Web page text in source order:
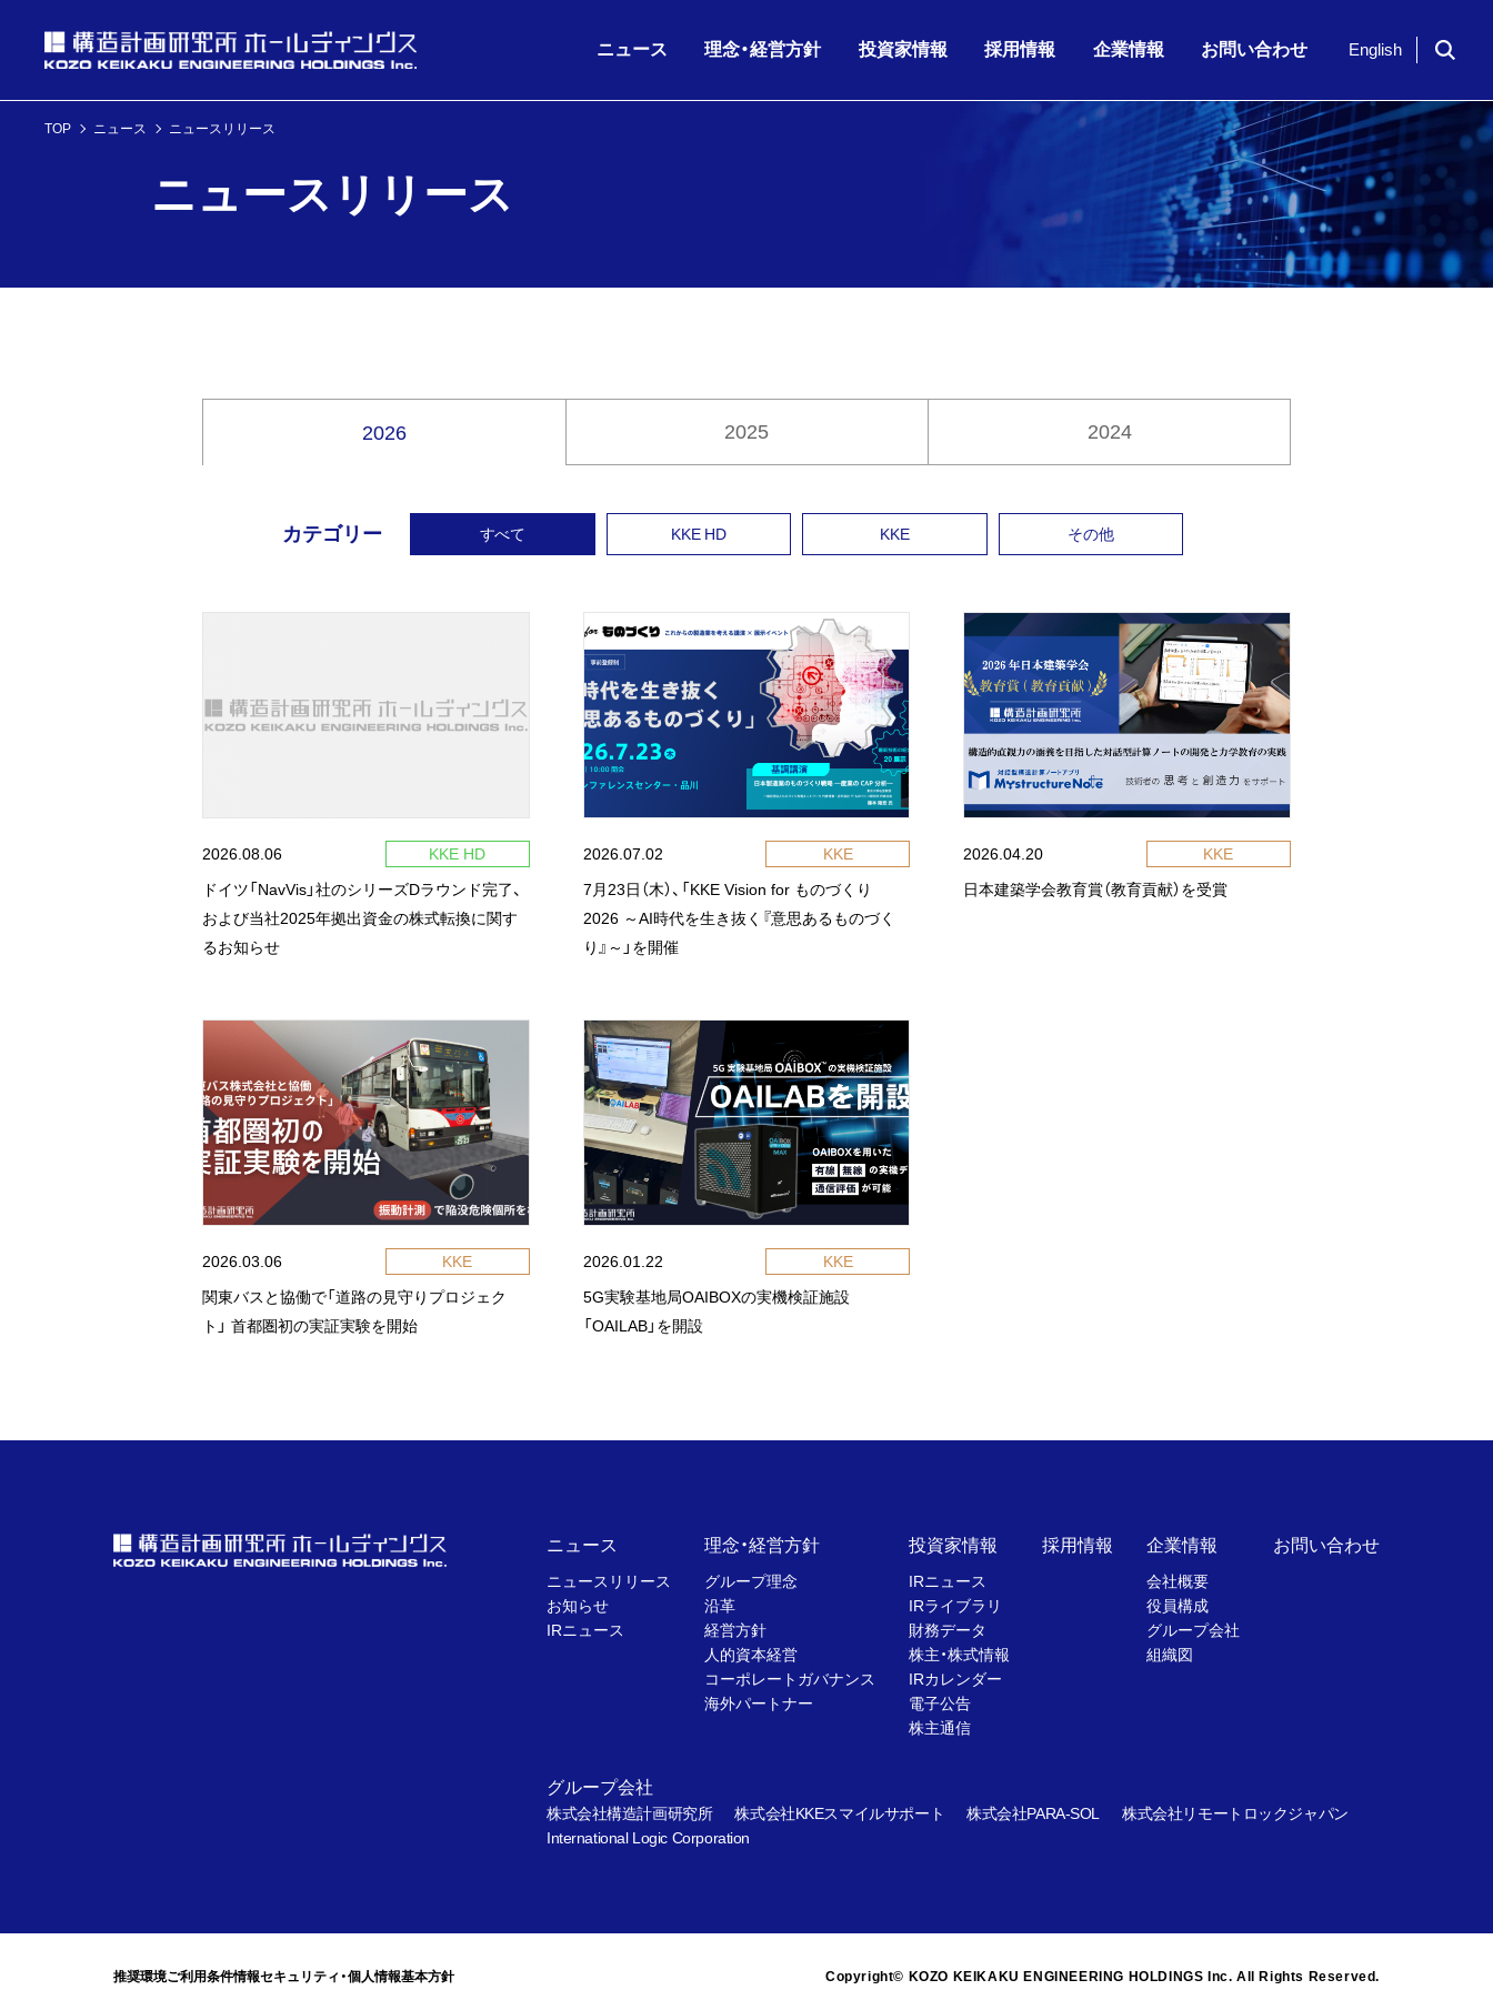
ニュース
ニュース
IRニュース
ドイツ「NavVis」社のシリーズ…
7月23日（木）、「KKE Vis…
理念・経営方針
理念・経営方針
理念・経営方針
投資家情報
投資家情報
IRカレンダー
採用情報 企業情報
企業情報
お問い合わせ English
TOP ニュース ニュースリリース
ニュースリリース
2026 2025 2024
カテゴリー すべて KKE HD KKE その他
2026.08.06
KKE HD
ドイツ「NavVis」社のシリーズDラウンド完了、
および当社2025年拠出資金の株式転換に関す
るお知らせ
2026.07.02
KKE
7月23日（木）、「KKE Vision for ものづくり
2026 ～AI時代を生き抜く『意思あるものづく
り』～」を開催
2026.04.20
KKE
日本建築学会教育賞（教育貢献）を受賞
2026.03.06
KKE
関東バスと協働で「道路の見守りプロジェク
ト」 首都圏初の実証実験を開始
2026.01.22
KKE
5G実験基地局OAIBOXの実機検証施設
「OAILAB」を開設
ニュース
ニュースリリース
お知らせ
IRニュース
理念・経営方針
グループ理念
沿革
経営方針
人的資本経営
コーポレートガバナンス
海外パートナー
投資家情報
IRニュース
IRライブラリ
財務データ
株主・株式情報
IRカレンダー
電子公告
株主通信
採用情報 企業情報
会社概要
役員構成
グループ会社
組織図
お問い合わせ
グループ会社
株式会社構造計画研究所 株式会社KKEスマイルサポート 株式会社PARA-SOL
株式会社リモートロックジャパン
International Logic Corporation
推奨環境ご利用条件情報セキュリティ・個人情報基本方針 Copyright© KOZO KEIKAKU ENGINEERING HOLDINGS Inc. All Rights Reserved.